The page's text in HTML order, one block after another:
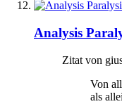
Analysis
Zitat von
Von
als